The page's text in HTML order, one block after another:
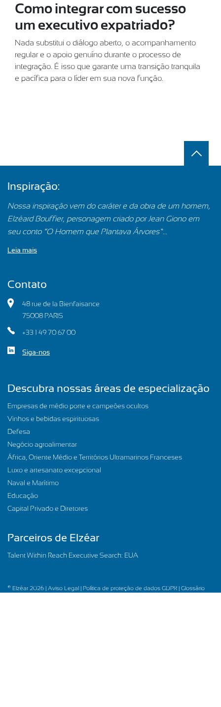
Como integrar com sucesso
um executivo expatriado?
Nada substitui o diálogo aberto, o acompanhamento
regular e o apoio genuíno durante o processo de
integração. É isso que garante uma transição tranquila
e pacífica para o líder em sua nova função.
Inspiração:
Nossa inspiração vem do caráter e da obra de um homem,
Elzéard Bouffier, personagem criado por Jean Giono em
seu conto “O Homem que Plantava Árvores”...
Leia mais
Contato
48 rue de la Bienfaisance
75008 PARIS
+33 1 49 70 67 00
Siga-nos
Descubra nossas áreas de especialização
Empresas de médio porte e campeões ocultos
Vinhos e bebidas espirituosas
Defesa
Negócio agroalimentar
África, Oriente Médio e Territórios Ultramarinos Franceses
Luxo e artesanato excepcional
Naval e Marítimo
Educação
Capital Privado e Diretores
Parceiros de Elzéar
Talent Within Reach Executive Search: EUA
© Elzéar 2026 | Aviso Legal | Política de proteção de dados GDPR | Glossário